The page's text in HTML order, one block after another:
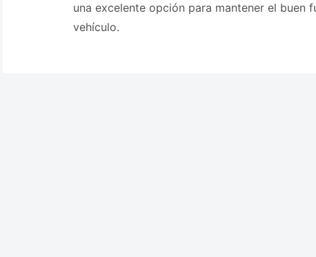
una excelente opción para mantener el buen
vehículo.